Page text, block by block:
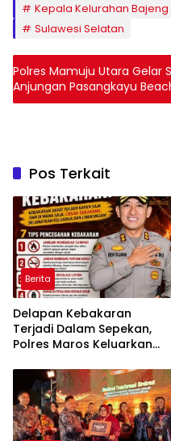
Kepala Kelurahan Bajeng
Sulawesi Selatan
Polres Mamuju Utara Gelar
Anjungan Pasangkayu
Pos Terkait
Berita
Delapan Kebakaran
Terjadi Dalam Sepekan,
Polres Maros Keluarkan
Masyarakat